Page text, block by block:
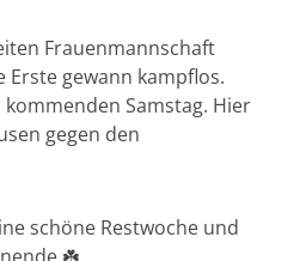
Frauenmannschaft
gewann kampflos.
Samstag. Hier
gegen den
schöne Restwoche und